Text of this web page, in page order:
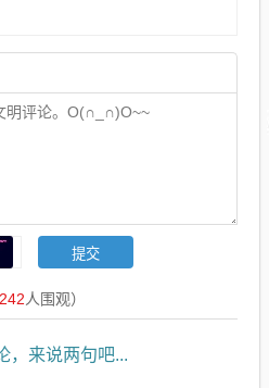
人围观）
，来说两句吧...